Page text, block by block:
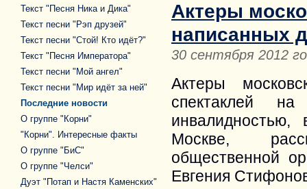
Актеры
написанных
30 сентября 2012
Актеры
спектаклей
Москве,
общественной
Евгения
Текст "Песня Ника и Дика"
Текст песни "Рэп друзей"
Текст песни "Стой! Кто идёт?"
Текст "Песня Императора"
Текст песни "Мой ангел"
Текст песни "Мир идёт за ней"
Последние новости
О группе "Корни"
"Корни". Интересные факты
О группе "БиС"
О группе "Челси"
Дуэт "Потап и Настя Каменских"